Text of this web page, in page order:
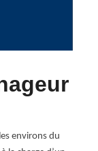
environs du